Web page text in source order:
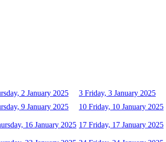
2 January 2025 3 Friday, 3 January 2025
9 January 2025 10 Friday, 10 January 2025
16 January 2025 17 Friday, 17 January 2025